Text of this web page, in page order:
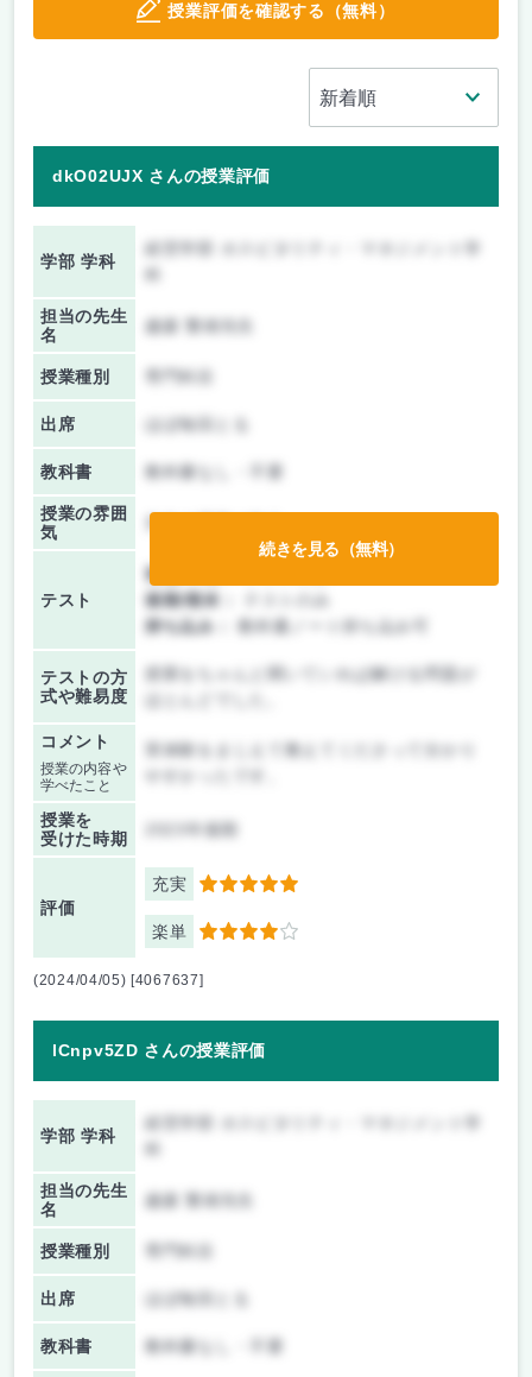
授業評価を確認する（無料）
dkO02UJX さんの授業評価
学部 学科
担当の先生
名
越森 繁雄先生
授業種別
出席 ほぼ毎回とる
教科書 教科書なし・不要
授業の雰囲
気
テスト
前期/中間：
後期/期末：
持ち込み：
教科書ノート持ち込み可
テストの方
式や難易度
授業をちゃんと聞いていれば解ける問題が
コメント
授業の内容や
学べたこと
実体験をまじえて教えてくださって分かり
授業を
受けた時期
2023年後期
評価
充実 5
楽単 4
続きを見る（無料）
(2024/04/05) [4067637]
lCnpv5ZD さんの授業評価
学部 学科
担当の先生
名
越森 繁雄先生
授業種別
出席 ほぼ毎回とる
教科書 教科書なし・不要